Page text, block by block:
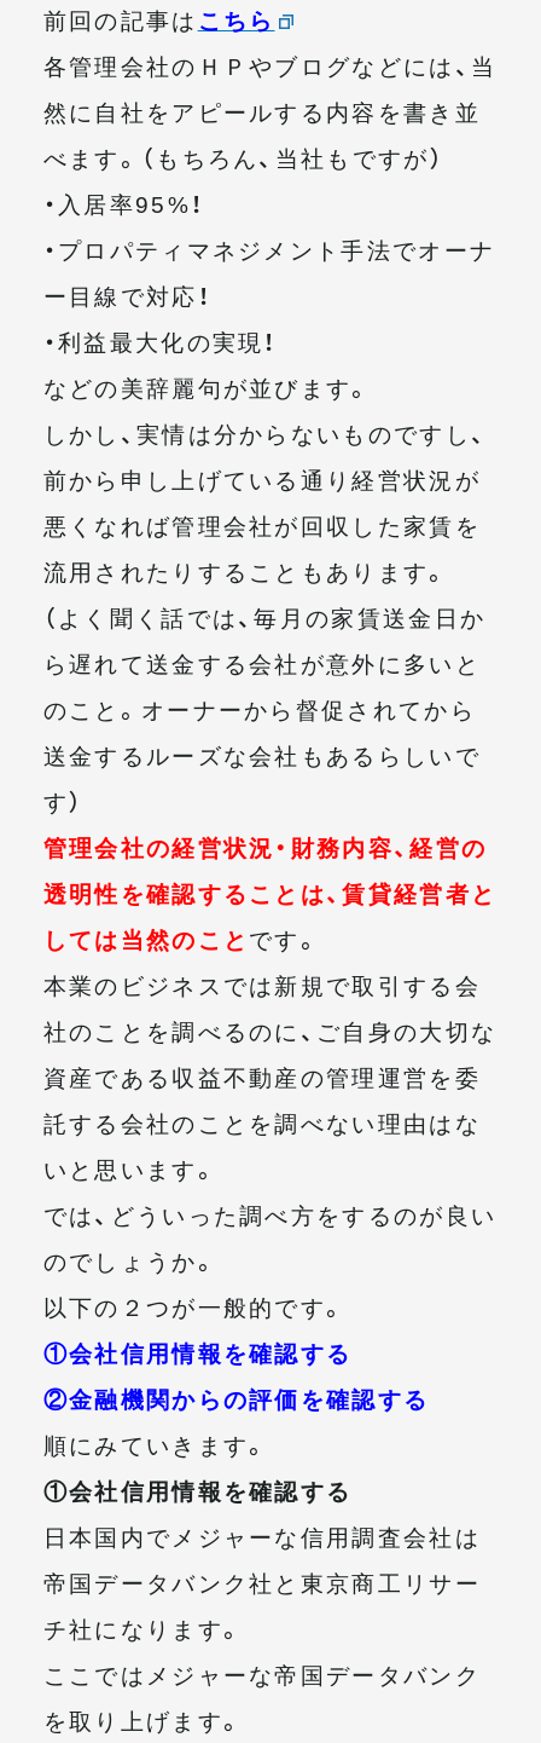
前回の記事は こちら
各管理会社のＨＰやブログなどには、当
然に自社をアピールする内容を書き並
べます。（もちろん、当社もですが）
・入居率95%！
・プロパティマネジメント手法でオーナ
ー目線で対応！
・利益最大化の実現！
などの美辞麗句が並びます。
しかし、実情は分からないものですし、
前から申し上げている通り経営状況が
悪くなれば管理会社が回収した家賃を
流用されたりすることもあります。
（よく聞く話では、毎月の家賃送金日か
ら遅れて送金する会社が意外に多いと
のこと。オーナーから督促されてから
送金するルーズな会社もあるらしいで
す）
管理会社の経営状況・財務内容、経営の
透明性を確認することは、賃貸経営者と
しては当然のこと です。
本業のビジネスでは新規で取引する会
社のことを調べるのに、ご自身の大切な
資産である収益不動産の管理運営を委
託する会社のことを調べない理由はな
いと思います。
では、どういった調べ方をするのが良い
のでしょうか。
以下の２つが一般的です。
①会社信用情報を確認する
②金融機関からの評価を確認する
順にみていきます。
①会社信用情報を確認する
日本国内でメジャーな信用調査会社は
帝国データバンク社と東京商工リサー
チ社になります。
ここではメジャーな帝国データバンク
を取り上げます。